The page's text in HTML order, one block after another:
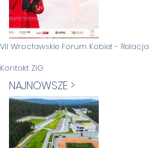
VII Wrocławskie Forum Kobiet - Relacja
Kontakt ZIG
NAJNOWSZE >